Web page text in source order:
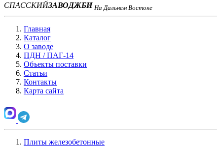
СПАССКИЙЗАВОДЖБИ На Дальнем Востоке
Главная
Каталог
О заводе
ПДН / ПАГ-14
Объекты поставки
Статьи
Контакты
Карта сайта
Плиты железобетонные